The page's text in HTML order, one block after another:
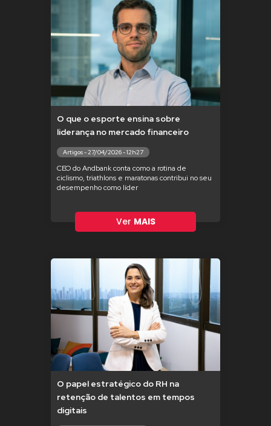
O que o esporte ensina sobre
liderança no mercado financeiro
Artigos - 27/04/2026 - 12h27
CEO do Andbank conta como a rotina de
ciclismo, triathlons e maratonas contribui no seu
desempenho como líder
Ver MAIS
O papel estratégico do RH na
retenção de talentos em tempos
digitais